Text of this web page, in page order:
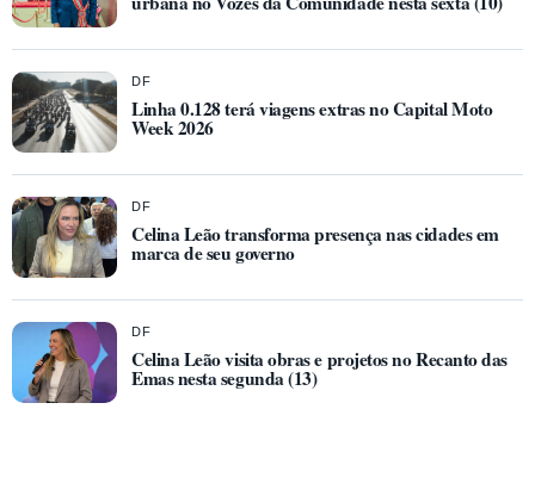
DF
Linha 0.128 terá viagens extras no Capital Moto
Week 2026
DF
Celina Leão transforma presença nas cidades em
marca de seu governo
DF
Celina Leão visita obras e projetos no Recanto das
Emas nesta segunda (13)